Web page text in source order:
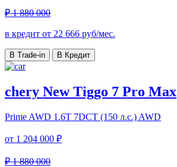
₽ 1 880 000
в кредит от 22 666 руб/мес.
В Trade-in В Кредит
chery New Tiggo 7 Pro Max
Prime AWD 1.6T 7DCT (150 л.с.) AWD
от 1 204 000 ₽
₽ 1 880 000